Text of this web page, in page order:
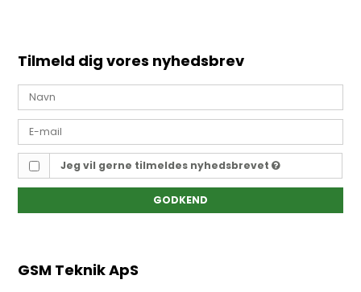
Tilmeld dig vores nyhedsbrev
Jeg vil gerne tilmeldes nyhedsbrevet
GODKEND
GSM Teknik ApS